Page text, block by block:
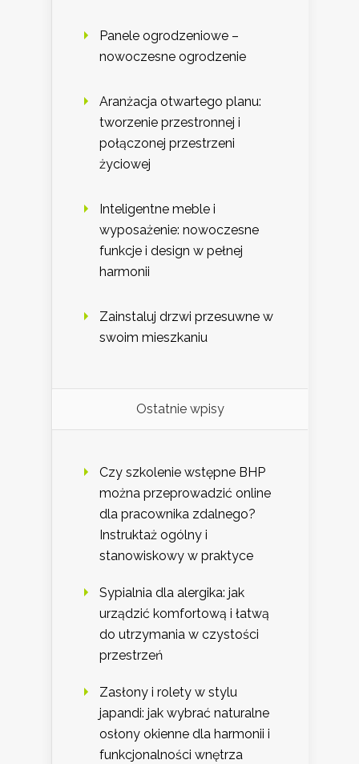
Panele ogrodzeniowe –
nowoczesne ogrodzenie
Aranżacja otwartego planu:
tworzenie przestronnej i
połączonej przestrzeni
życiowej
Inteligentne meble i
wyposażenie: nowoczesne
funkcje i design w pełnej
harmonii
Zainstaluj drzwi przesuwne w
swoim mieszkaniu
Ostatnie wpisy
Czy szkolenie wstępne BHP
można przeprowadzić online
dla pracownika zdalnego?
Instruktaż ogólny i
stanowiskowy w praktyce
Sypialnia dla alergika: jak
urządzić komfortową i łatwą
do utrzymania w czystości
przestrzeń
Zasłony i rolety w stylu
japandi: jak wybrać naturalne
osłony okienne dla harmonii i
funkcjonalności wnętrza